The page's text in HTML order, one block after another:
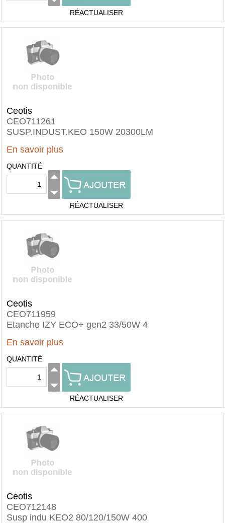
RÉACTUALISER
Ceotis
CEO711261
SUSP.INDUST.KEO 150W 20300LM
En savoir plus
QUANTITÉ
RÉACTUALISER
Ceotis
CEO711959
Etanche IZY ECO+ gen2 33/50W 4
En savoir plus
QUANTITÉ
RÉACTUALISER
Ceotis
CEO712148
Susp indu KEO2 80/120/150W 400